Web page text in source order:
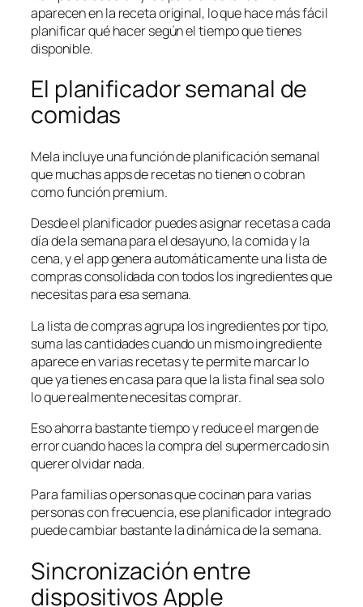
aparecen en la receta original, lo que hace más fácil
planificar qué hacer según el tiempo que tienes
disponible.
El planificador semanal de
comidas
Mela incluye una función de planificación semanal
que muchas apps de recetas no tienen o cobran
como función premium.
Desde el planificador puedes asignar recetas a cada
día de la semana para el desayuno, la comida y la
cena, y el app genera automáticamente una lista de
compras consolidada con todos los ingredientes que
necesitas para esa semana.
La lista de compras agrupa los ingredientes por tipo,
suma las cantidades cuando un mismo ingrediente
aparece en varias recetas y te permite marcar lo
que ya tienes en casa para que la lista final sea solo
lo que realmente necesitas comprar.
Eso ahorra bastante tiempo y reduce el margen de
error cuando haces la compra del supermercado sin
querer olvidar nada.
Para familias o personas que cocinan para varias
personas con frecuencia, ese planificador integrado
puede cambiar bastante la dinámica de la semana.
Sincronización entre
dispositivos Apple